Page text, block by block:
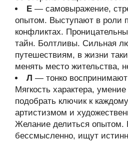
Е — самовыражение,
опытом. Выступают в роли
конфликтах.
тайн. Болтливы. Сильная
путешествиям, в жизни
менять место жительства,
Л — тонко воспринимают
Мягкость характера,
подобрать ключик к
артистизмом и
Желание делиться опытом.
бессмысленно, ищут